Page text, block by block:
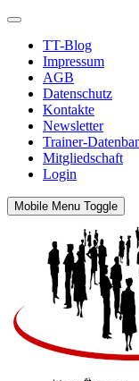
TT-Blog
Impressum
AGB
Datenschutz
Kontakte
Newsletter
Trainer-
Mitgliedschaft
Login
Mobile Menu Toggle